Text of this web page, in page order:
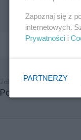
Zobacz także
Polska zostanie
Zapoznaj się z
internetowych.
Prywatności i
PARTNERZY